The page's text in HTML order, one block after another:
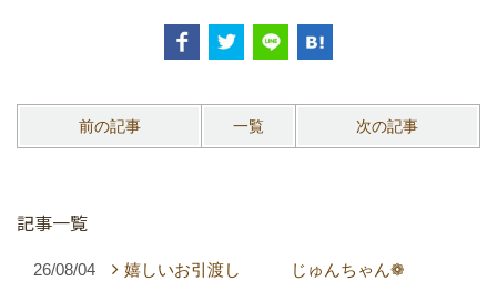
前の記事 一覧 次の記事
記事一覧
26/08/04 嬉しいお引渡し じゅんちゃん❁